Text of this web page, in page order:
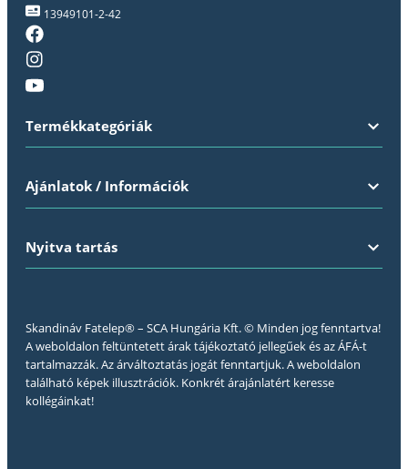
13949101-2-42
Termékkategóriák
Ajánlatok / Információk
Nyitva tartás
Skandináv Fatelep® – SCA Hungária Kft. © Minden jog fenntartva!
A weboldalon feltüntetett árak tájékoztató jellegűek és az ÁFÁ-t
tartalmazzák. Az árváltoztatás jogát fenntartjuk. A weboldalon
található képek illusztrációk. Konkrét árajánlatért keresse
kollégáinkat!